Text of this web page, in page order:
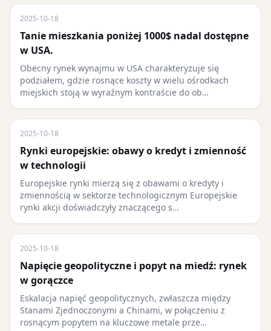
2025-10-18
Tanie mieszkania poniżej 1000$ nadal dostępne
w USA.
Obecny rynek wynajmu w USA charakteryzuje się
podziałem, gdzie rosnące koszty w wielu ośrodkach
miejskich stoją w wyraźnym kontraście do ob…
2025-10-18
Rynki europejskie: obawy o kredyt i zmienność
w technologii
Europejskie rynki mierzą się z obawami o kredyty i
zmiennością w sektorze technologicznym Europejskie
rynki akcji doświadczyły znaczącego s…
2025-10-18
Napięcie geopolityczne i popyt na miedź: rynek
w gorączce
Eskalacja napięć geopolitycznych, zwłaszcza między
Stanami Zjednoczonymi a Chinami, w połączeniu z
rosnącym popytem na kluczowe metale prze…